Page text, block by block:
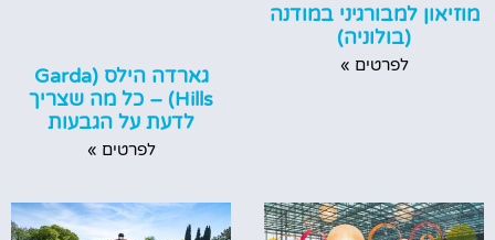
מוזיאון למבורגיני במודנה
(בולוניה)
לפרטים »
גארדה הילס (Garda
Hills) – כל מה שצריך
לדעת על הגבעות
לפרטים »